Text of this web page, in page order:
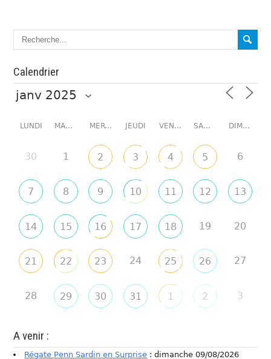
Calendrier
LUNDI MARDI MERCREDI JEUDI VENDREDI SAMEDI DIMANCHE
30 1 2 3 4 5 6
7 8 9 10 11 12 13
14 15 16 17 18 19 20
21 22 23 24 25 26 27
28 29 30 31 1 2 3
A venir :
Régate Penn Sardin en Surprise : dimanche 09/08/2026